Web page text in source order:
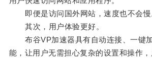
即便是访问国外网站，速度也不会慢
其次，用户体验更好。
布谷VP加速器具有自动连接、一键
能，让用户无需担心复杂的设置和操作